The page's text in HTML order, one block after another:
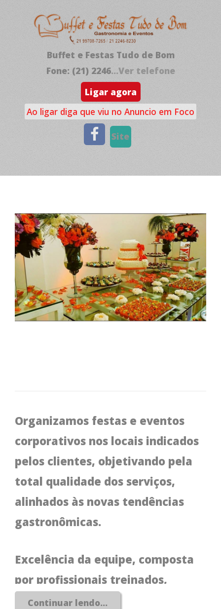
Buffet e Festas Tudo de Bom
Fone: (21) 2246...Ver telefone
Ligar agora
Ao ligar diga que viu no Anuncio em Foco
Site
Organizamos festas e eventos
corporativos nos locais indicados
pelos clientes, objetivando pela
total qualidade dos serviços,
alinhados às novas tendências
gastronômicas.
Excelência da equipe, composta
por profissionais treinados,
dedicados, éticos e competentes.
Continuar lendo...